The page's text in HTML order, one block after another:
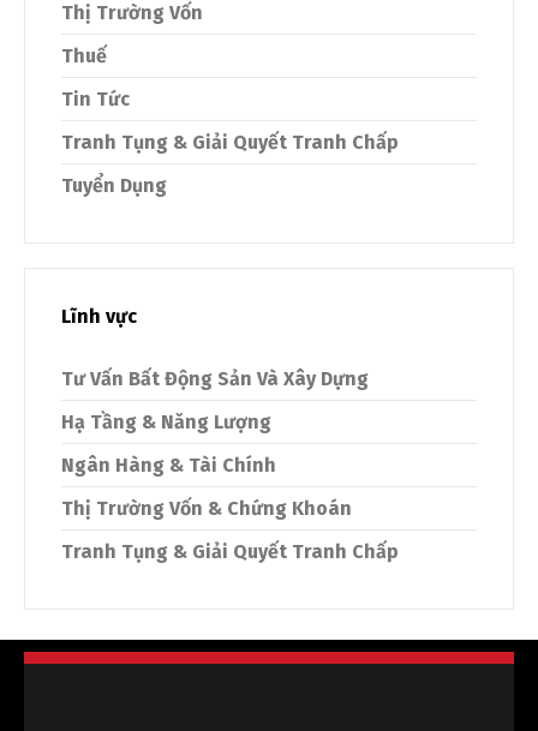
Thị Trường Vốn
Thuế
Tin Tức
Tranh Tụng & Giải Quyết Tranh Chấp
Tuyển Dụng
Lĩnh vực
Tư Vấn Bất Động Sản Và Xây Dựng
Hạ Tầng & Năng Lượng
Ngân Hàng & Tài Chính
Thị Trường Vốn & Chứng Khoán
Tranh Tụng & Giải Quyết Tranh Chấp